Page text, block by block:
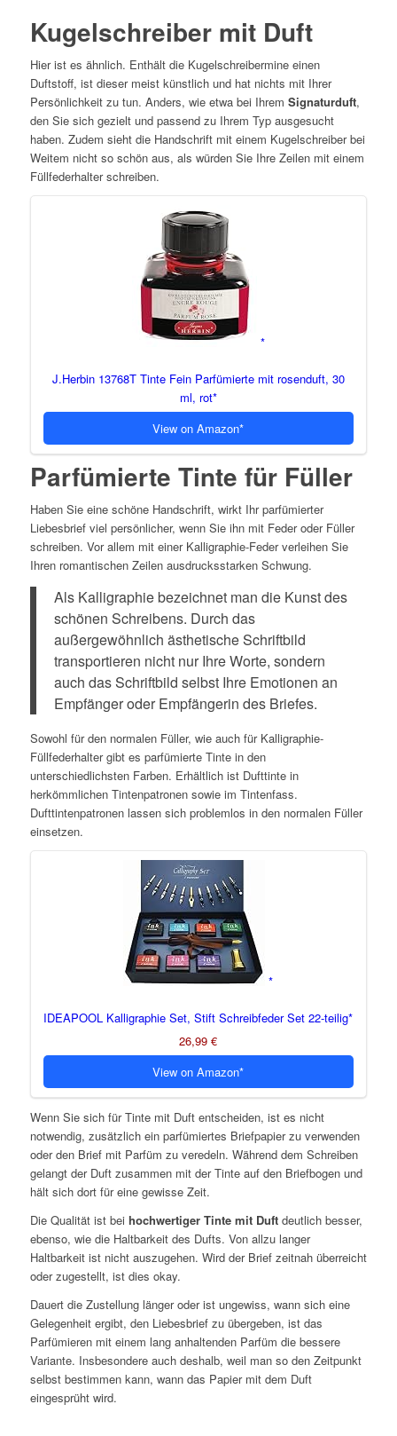
Kugelschreiber mit Duft
Hier ist es ähnlich. Enthält die Kugelschreibermine einen
Duftstoff, ist dieser meist künstlich und hat nichts mit Ihrer
Persönlichkeit zu tun. Anders, wie etwa bei Ihrem Signaturduft,
den Sie sich gezielt und passend zu Ihrem Typ ausgesucht
haben. Zudem sieht die Handschrift mit einem Kugelschreiber bei
Weitem nicht so schön aus, als würden Sie Ihre Zeilen mit einem
Füllfederhalter schreiben.
J.Herbin 13768T Tinte Fein Parfümierte mit rosenduft, 30
ml, rot
View on Amazon
Parfümierte Tinte für Füller
Haben Sie eine schöne Handschrift, wirkt Ihr parfümierter
Liebesbrief viel persönlicher, wenn Sie ihn mit Feder oder Füller
schreiben. Vor allem mit einer Kalligraphie-Feder verleihen Sie
Ihren romantischen Zeilen ausdrucksstarken Schwung.
Als Kalligraphie bezeichnet man die Kunst des
schönen Schreibens. Durch das
außergewöhnlich ästhetische Schriftbild
transportieren nicht nur Ihre Worte, sondern
auch das Schriftbild selbst Ihre Emotionen an
Empfänger oder Empfängerin des Briefes.
Sowohl für den normalen Füller, wie auch für Kalligraphie-
Füllfederhalter gibt es parfümierte Tinte in den
unterschiedlichsten Farben. Erhältlich ist Dufttinte in
herkömmlichen Tintenpatronen sowie im Tintenfass.
Dufttintenpatronen lassen sich problemlos in den normalen Füller
einsetzen.
IDEAPOOL Kalligraphie Set, Stift Schreibfeder Set 22-teilig
26,99 €
View on Amazon
Wenn Sie sich für Tinte mit Duft entscheiden, ist es nicht
notwendig, zusätzlich ein parfümiertes Briefpapier zu verwenden
oder den Brief mit Parfüm zu veredeln. Während dem Schreiben
gelangt der Duft zusammen mit der Tinte auf den Briefbogen und
hält sich dort für eine gewisse Zeit.
Die Qualität ist bei hochwertiger Tinte mit Duftdeutlich besser,
ebenso, wie die Haltbarkeit des Dufts. Von allzu langer
Haltbarkeit ist nicht auszugehen. Wird der Brief zeitnah überreicht
oder zugestellt, ist dies okay.
Dauert die Zustellung länger oder ist ungewiss, wann sich eine
Gelegenheit ergibt, den Liebesbrief zu übergeben, ist das
Parfümieren mit einem lang anhaltenden Parfüm die bessere
Variante. Insbesondere auch deshalb, weil man so den Zeitpunkt
selbst bestimmen kann, wann das Papier mit dem Duft
eingesprüht wird.